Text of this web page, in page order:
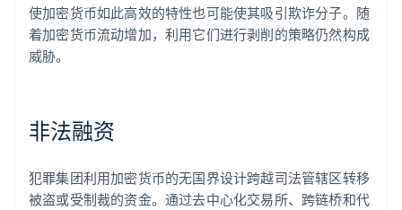
使加密货币如此高效的特性也可能使其吸引欺诈分子。随
着加密货币流动增加，利用它们进行剥削的策略仍然构成
威胁。
非法融资
犯罪集团利用加密货币的无国界设计跨越司法管辖区转移
被盗或受制裁的资金。通过去中心化交易所、跨链桥和代